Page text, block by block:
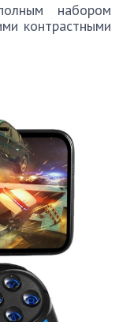
набором
контрастными